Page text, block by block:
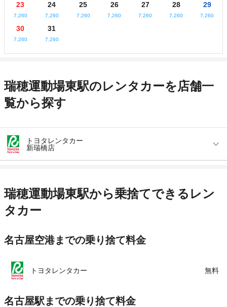
23
7,260
24
7,260
25
7,260
26
7,260
27
7,260
28
7,260
29
7,260
30
7,260
31
7,260
瑞穂運動場東駅のレンタカーを店舗一
覧から探す
トヨタレンタカー
新瑞橋店
アクセス 新瑞橋駅より徒歩で約1分（送迎なし）
住所
この店舗でレンタカーを探す
瑞穂運動場東駅から乗捨てできるレン
タカー
名古屋空港までの乗り捨て料金
トヨタレンタカー 無料
名古屋駅までの乗り捨て料金